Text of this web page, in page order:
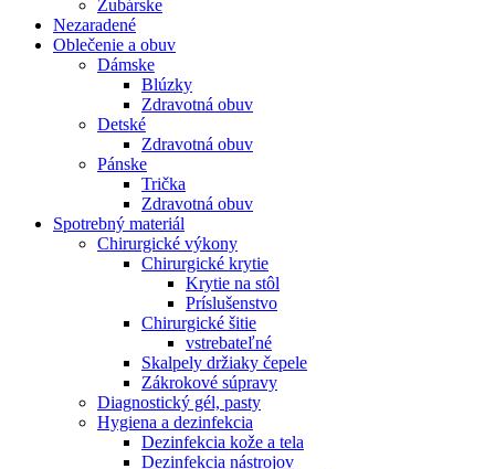
Zubárske
Nezaradené
Oblečenie a obuv
Dámske
Blúzky
Zdravotná obuv
Detské
Zdravotná obuv
Pánske
Trička
Zdravotná obuv
Spotrebný materiál
Chirurgické výkony
Chirurgické krytie
Krytie na stôl
Príslušenstvo
Chirurgické šitie
vstrebateľné
Skalpely držiaky čepele
Zákrokové súpravy
Diagnostický gél, pasty
Hygiena a dezinfekcia
Dezinfekcia kože a tela
Dezinfekcia nástrojov